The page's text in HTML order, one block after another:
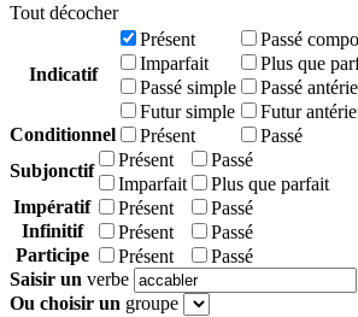
Tout décocher
Indicatif
Présent
Passé
Imparfait
Plus que
Passé simple
Passé
Futur simple
Futur
Conditionnel
Présent
Passé
Subjonctif
Présent
Passé
Imparfait
Plus que parfait
Impératif
Présent
Passé
Infinitif
Présent
Passé
Participe
Présent
Passé
Saisir un verbe
Ou choisir un groupe